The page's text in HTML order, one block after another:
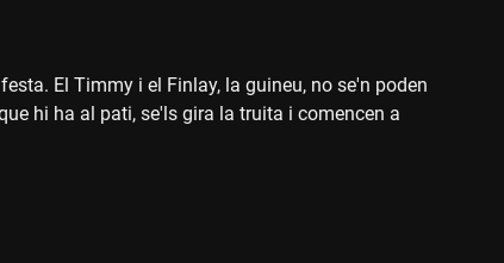
El Timmy i el Finlay, la guineu, no se'n poden
hi ha al pati, se'ls gira la truita i comencen a